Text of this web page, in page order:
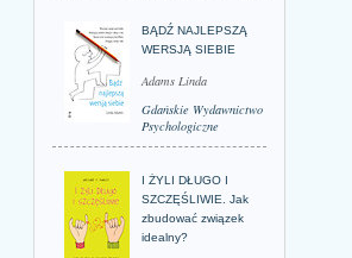
BĄDŹ NAJLEPSZĄ
WERSJĄ SIEBIE
Adams Linda
Gdańskie Wydawnictwo
Psychologiczne
I ŻYLI DŁUGO I
SZCZĘŚLIWIE. Jak
zbudować związek
idealny?